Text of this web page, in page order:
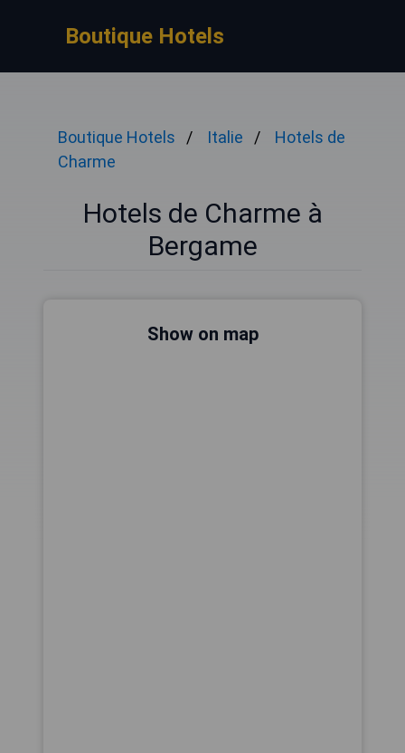
Boutique Hotels
Boutique Hotels Italie
Hotels de
Charme
Hotels de Charme à
Bergame
Show on map